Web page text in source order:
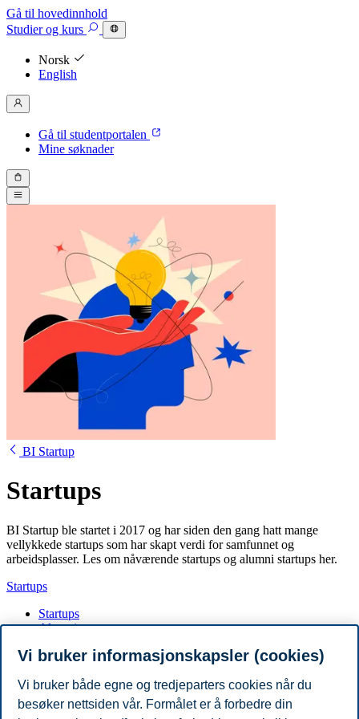
Gå til hovedinnhold
Studierog kurs
Norsk
English
Gå til studentportalen
Mine søknader
BI Startup
Startups
BI Startup ble startet i 2017 og har siden den gang hatt mange
vellykkede startups som har skapt verdi for samfunnet og
arbeidsplasser. Les om nåværende startups og alumni startups her.
Startups
Startups
Alumni startups
Startups
Vi bruker informasjonskapsler (cookies)
Vi bruker både egne og tredjeparters cookies når du
besøker nettsiden vår. Formålet er å forbedre din